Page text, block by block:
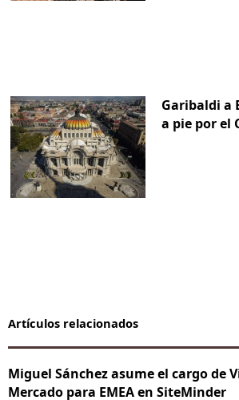
Garibaldi a
a pie por el
Artículos relacionados
Miguel Sánchez asume el cargo de
Mercado para EMEA en SiteMinder